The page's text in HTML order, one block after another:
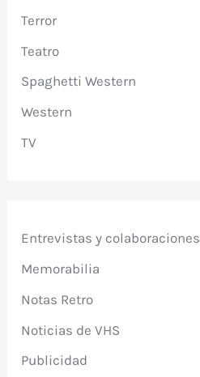
Terror
Teatro
Spaghetti Western
Western
TV
Entrevistas y colaboraciones
Memorabilia
Notas Retro
Noticias de VHS
Publicidad